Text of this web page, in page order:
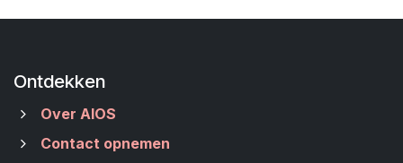
Ontdekken
Over AIOS
Contact opnemen